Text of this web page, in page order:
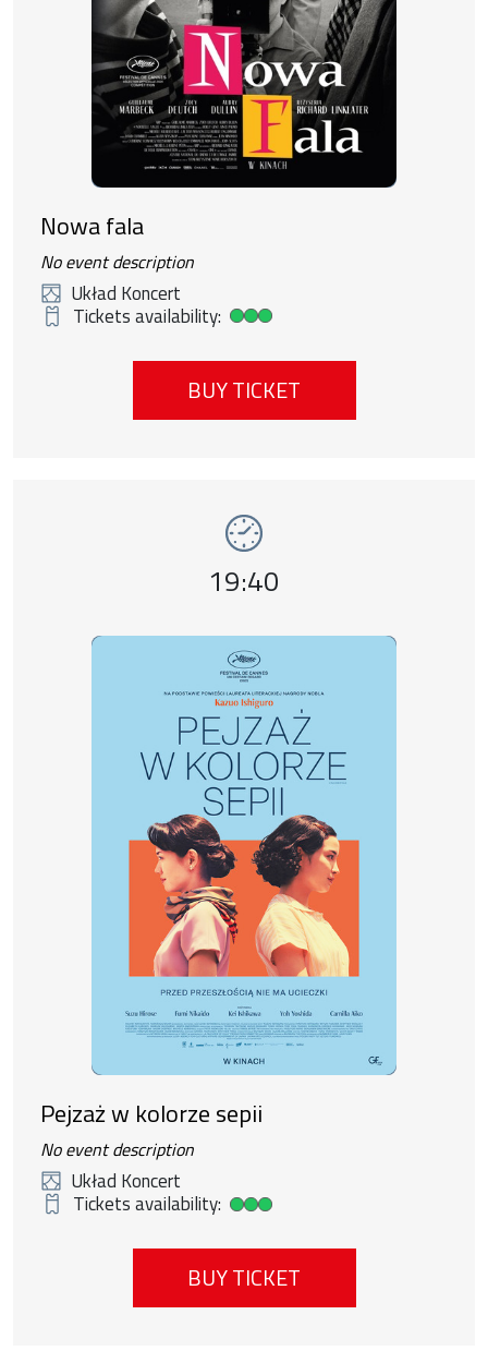
Nowa fala
No event description
Układ Koncert
Tickets availability:
High ticket availability
BUY TICKET
Event time,
19:40
Pejzaż w kolorze sepii
No event description
Układ Koncert
Tickets availability:
High ticket availability
BUY TICKET